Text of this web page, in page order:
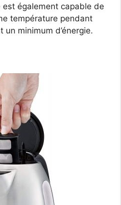
est également capable de
température pendant
un minimum d’énergie.